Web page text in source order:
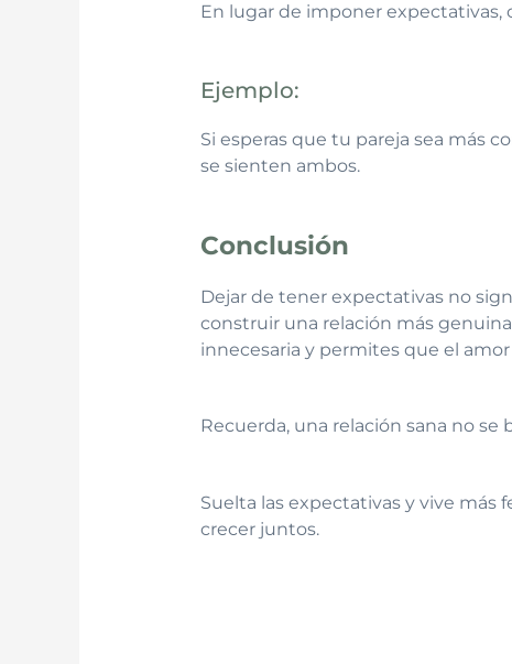
En lugar de imponer
Ejemplo:
Si esperas que tu pareja sea más
se sienten ambos.
Conclusión
Dejar de tener expectativas no
construir una relación más
innecesaria y permites que el
Recuerda, una relación sana no
Suelta las expectativas y vive
crecer juntos.